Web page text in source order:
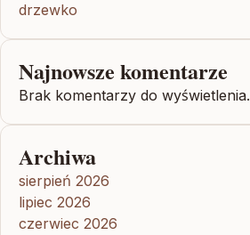
drzewko
Najnowsze komentarze
Brak komentarzy do wyświetlenia.
Archiwa
sierpień 2026
lipiec 2026
czerwiec 2026